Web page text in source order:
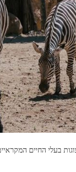
בעלי החיים